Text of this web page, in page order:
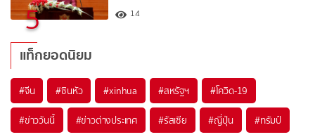
5 14
แท็กยอดนิยม
#จีน #ซินหัว #xinhua #สหรัฐฯ #โควิด-19
#ข่าววันนี้ #ข่าวต่างประเทศ #รัสเซีย #ญี่ปุ่น #ทรัมป์